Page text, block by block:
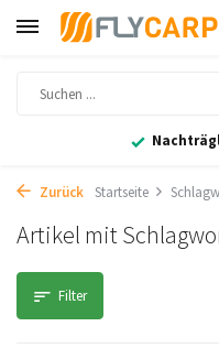
Zurück Startseite
Artikel mit
Filter